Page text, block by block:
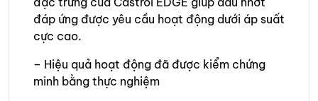
đáp ứng được yêu cầu hoạt động dưới áp suất
cực cao.
– Hiệu quả hoạt động đã được kiểm chứng
minh bằng thực nghiệm